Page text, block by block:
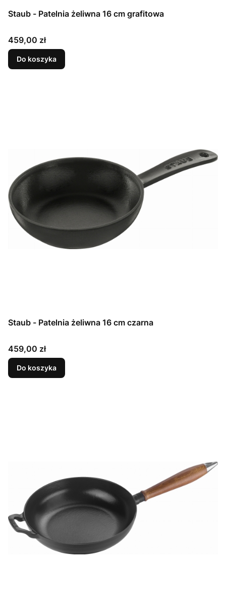
Staub - Patelnia żeliwna 16 cm grafitowa
Cena
459,00 zł
Do koszyka
Staub - Patelnia żeliwna 16 cm czarna
Cena
459,00 zł
Do koszyka